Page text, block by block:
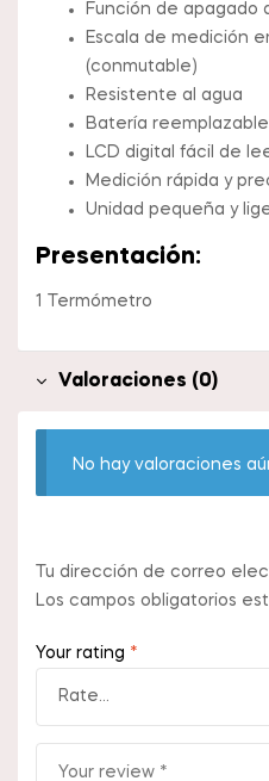
Función de apagado
Escala de medición
(conmutable)
Resistente al agua
Batería reemplazable
LCD digital fácil de
Medición rápida y
Unidad pequeña y
Presentación:
1 Termómetro
Valoraciones (0)
No hay valoraciones
Tu dirección de correo
Los campos obligatorios
Your rating *